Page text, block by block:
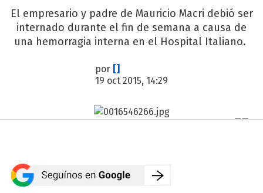
El empresario y padre de Mauricio Macri debió ser
internado durante el fin de semana a causa de
una hemorragia interna en el Hospital Italiano.
por []
19 oct 2015, 14:29